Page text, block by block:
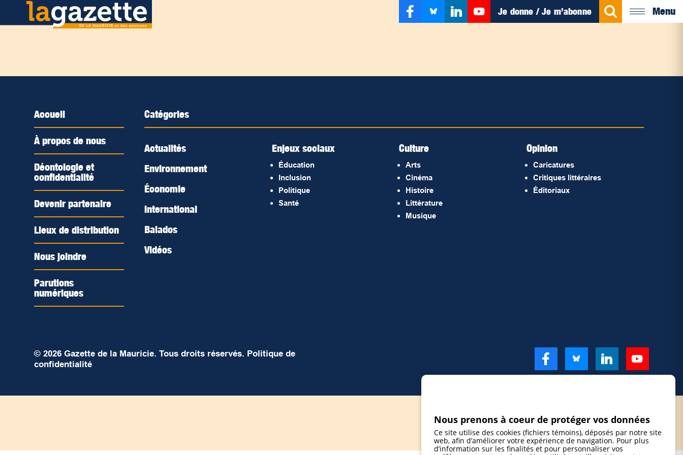
Je donne / Je m’abonne Menu
Accueil
À propos de nous
Déontologie et
confidentialité
Devenir partenaire
Lieux de distribution
Nous joindre
Parutions
numériques
Catégories
Actualités
Environnement
Économie
International
Balados
Vidéos
Enjeux sociaux
Éducation
Inclusion
Politique
Santé
Culture
Arts
Cinéma
Histoire
Littérature
Musique
Opinion
Caricatures
Critiques littéraires
Éditoriaux
© 2026 Gazette de la Mauricie. Tous droits réservés. Politique de
confidentialité
Nous prenons à coeur de protéger vos données
Ce site utilise des cookies (fichiers témoins), déposés par notre site
web, afin d’améliorer votre expérience de navigation. Pour plus
d’information sur les finalités et pour personnaliser vos